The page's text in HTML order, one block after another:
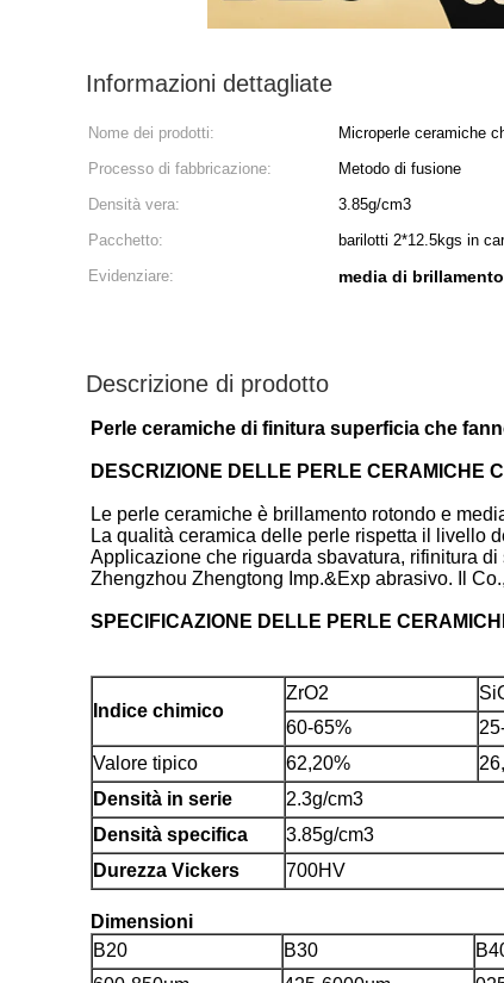
Informazioni dettagliate
Nome dei prodotti: Microperle ceramiche
Processo di fabbricazione:
Metodo di fusione
Densità vera:
3.85g/cm3
Pacchetto:
barilotti 2*12.5kgs in
Evidenziare:
media di
Descrizione di prodotto
Perle ceramiche di finitura superficia che
DESCRIZIONE DELLE PERLE CERAMICHE
Le perle ceramiche è brillamento rotondo e
La qualità ceramica delle perle rispetta il livello
Applicazione che riguarda sbavatura, rifinitura
Zhengzhou Zhengtong Imp.&Exp abrasivo. Il
SPECIFICAZIONE DELLE PERLE
Indice chimico
ZrO2
60-65%
Valore tipico
62,20%
Densità in serie
2.3g/cm3
Densità specifica
3.85g/cm3
Durezza Vickers
700HV
Dimensioni
B20
B30